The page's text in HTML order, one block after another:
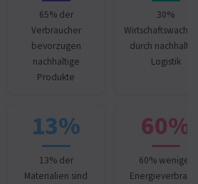
65% der
Verbraucher
bevorzugen
nachhaltige
Produkte
30%
durch
Logistik
13%
13% der
Materialien sind
60%
60% weniger